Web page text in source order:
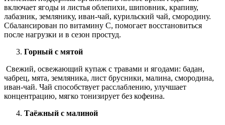
включает ягоды и листья облепихи, шиповник, крапиву,
лабазник, землянику, иван-чай, курильский чай, смородину.
Сбалансирован по витамину С, помогает восстановиться
после нагрузки и в сезон простуд.
Горный с мятой
Свежий, освежающий купаж с травами и ягодами: бадан,
чабрец, мята, земляника, лист брусники, малина, смородина,
иван-чай. Чай способствует расслаблению, улучшает
концентрацию, мягко тонизирует без кофеина.
Таёжный с малиной